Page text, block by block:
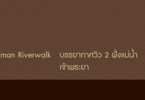
Riverwalk
บรรยากาศวิว 2 ฝั่งแม่น้ำ
เจ้าพระยา